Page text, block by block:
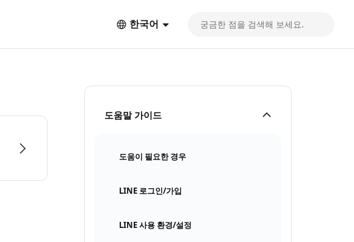
한국어
도움말 가이드
도움이 필요한 경우
LINE 로그인/가입
LINE 사용 환경/설정